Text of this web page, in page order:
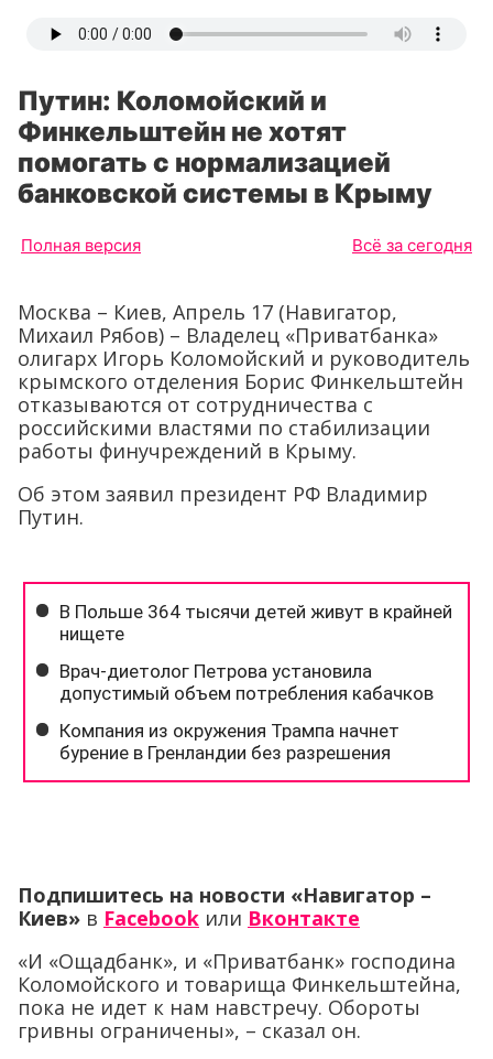
Путин: Коломойский и
Финкельштейн не хотят
помогать с нормализацией
банковской системы в Крыму
Полная версия Всё за сегодня
Москва – Киев, Апрель 17 (Навигатор,
Михаил Рябов) – Владелец «Приватбанка»
олигарх Игорь Коломойский и руководитель
крымского отделения Борис Финкельштейн
отказываются от сотрудничества с
российскими властями по стабилизации
работы финучреждений в Крыму.
Об этом заявил президент РФ Владимир
Путин.
Подпишитесь на новости «Навигатор –
Киев» в Facebook или Вконтакте
«И «Ощадбанк», и «Приватбанк» господина
Коломойского и товарища Финкельштейна,
пока не идет к нам навстречу. Обороты
гривны ограничены», – сказал он.